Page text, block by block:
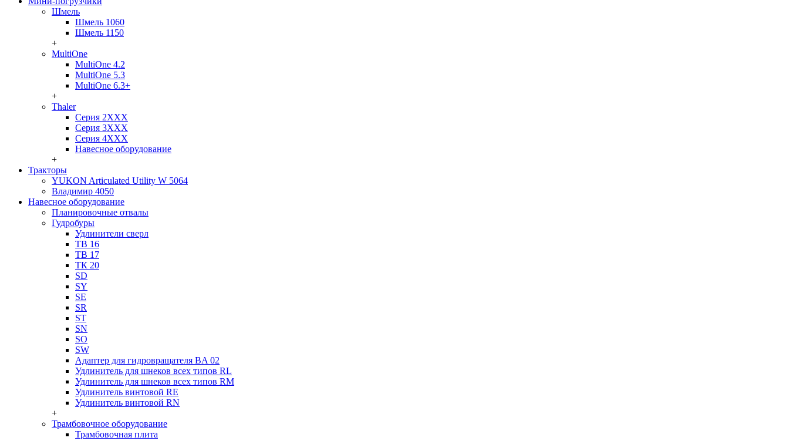
Шмель
Шмель 1060
Шмель 1150
+
MultiOne
MultiOne 4.2
MultiOne 5.3
MultiOne 6.3+
+
Thaler
Серия 2ХХХ
Серия 3ХХХ
Серия 4ХХХ
Навесное оборудование
+
Тракторы
YUKON Articulated Utility W 5064
Владимир 4050
Навесное оборудование
Планировочные отвалы
Гудробуры
Удлинители сверл
ТВ 16
ТВ 17
ТК 20
SD
SY
SE
SR
ST
SN
SO
SW
Адаптер для гидровращателя BA 02
Удлинитель для шнеков всех типов RL
Удлинитель для шнеков всех типов RM
Удлинитель винтовой RE
Удлинитель винтовой RN
+
Трамбовочное оборудование
Трамбовочная плита